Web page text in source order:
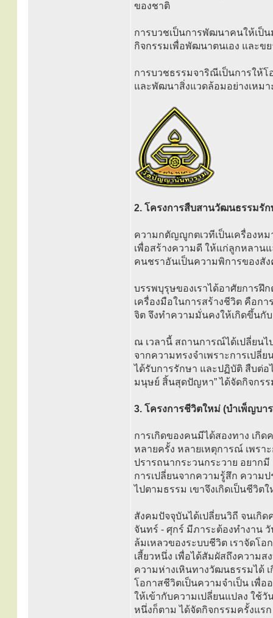
ของชาติ
การบวชเป็นการพัฒนาคนให้เป็
กิจกรรมเพื่อพัฒนาตนเอง และข
การบวชธรรมจาริณีเป็นการให้
และพัฒนาสิ่งแวดล้อมอย่างเหมา
2. โครงการสืบสานวัฒนธรรมรั
ความกตัญญูกตเวทีเป็นเครื่องห
เพื่อสร้างความดี ให้แก่ลูกหลาน
คนชราอันเป็นความพิการของสั
บรรพบุรุษของเราได้อาศัยการ
เครื่องมือในการสร้างชีวิต คือก
จิต จึงทําความมั่นคงให้เกิดขึ้นกั
ณ เวลานี้ สถานการณ์ได้เปลี่ยน
จากความทรงจําเพราะการเปลี่
ได้รับการรักษา และปฏิบัติ สืบต่อ
มนุษย์ สิ้นสุดปัญหา” ได้จัดกิจกรร
3. โครงการชีวิตใหม่ (บําเพ็ญบา
การเกิดของคนมีได้สองทาง เกิด
หลายครั้ง หลายเหตุการณ์ เพรา
ปรารถนากระวนกระวาย อยากมี
การเปลี่ยนจากความรู้สึก ความ
ไปตามธรรม เขาจึงเกิดเป็นชีวิต
สังคมปัจจุบันได้เปลี่ยนวิถี จนเกิ
จันทร์ - ศุกร์ มีภาระต้องทํางาน
ล้มเหลวของระบบชีวิต เราจัดโ
เสี้ยวหนึ่ง เพื่อได้สัมผัสถึงความ
ความห่างเหินทางวัฒนธรรมได้
โอกาสชีวิตเป็นความจำเป็น เพื่อ
ให้เข้ากับความเปลี่ยนแปลง ใช้
หนึ่งก็ตาม ได้จัดกิจกรรมครั้งแรก